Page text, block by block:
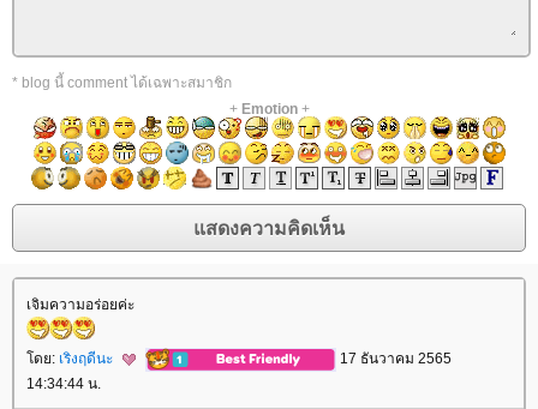
* blog นี้ comment ได้เฉพาะสมาชิก
+ Emotion+
เจิมความอร่อยค่ะ
ดย: เริงฤดีนะ
17 ธันวาคม 2565
14:34:44 น.